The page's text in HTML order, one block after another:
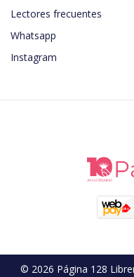
Lectores frecuentes
Whatsapp
Instagram
© 2026 Página 128